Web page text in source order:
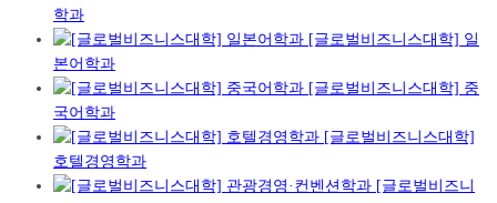
학과
[글로벌비즈니스대학] 일
본어학과
[글로벌비즈니스대학] 중
국어학과
[글로벌비즈니스대학]
호텔경영학과
[글로벌비즈니